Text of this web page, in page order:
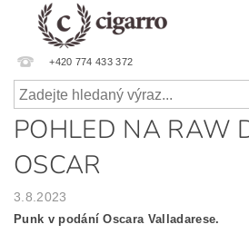
+420 774 433 372
POHLED NA RAW
OSCAR
3.8.2023
Punk v podání Oscara Valladarese.